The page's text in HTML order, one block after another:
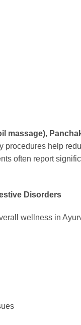
massage),
procedures help
often report
Disorders
wellness in